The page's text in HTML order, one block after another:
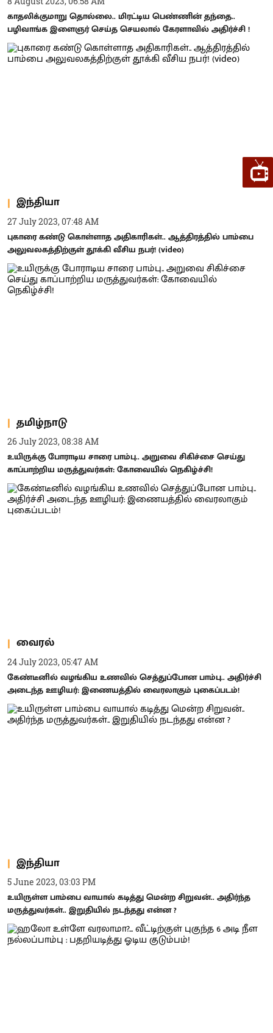
காதலிக்குமாறு தொல்லை.. மிரட்டிய பெண்ணின் தந்தை..
பழிவாங்க இளைஞர் செய்த செயலால் கேரளாவில் அதிர்ச்சி !
இந்தியா
27 July 2023, 07:48 AM
புகாரை கண்டு கொள்ளாத அதிகாரிகள்.. ஆத்திரத்தில் பாம்பை
அலுவலகத்திற்குள் தூக்கி வீசிய நபர்! (video)
தமிழ்நாடு
26 July 2023, 08:38 AM
உயிருக்கு போராடிய சாரை பாம்பு.. அறுவை சிகிச்சை செய்து
காப்பாற்றிய மருத்துவர்கள்: கோவையில் நெகிழ்ச்சி!
வைரல்
24 July 2023, 05:47 AM
கேண்டீனில் வழங்கிய உணவில் செத்துப்போன பாம்பு.. அதிர்ச்சி
அடைந்த ஊழியர்: இணையத்தில் வைரலாகும் புகைப்படம்!
இந்தியா
5 June 2023, 03:03 PM
உயிருள்ள பாம்பை வாயால் கடித்து மென்ற சிறுவன்.. அதிர்ந்த
மருத்துவர்கள்.. இறுதியில் நடந்தது என்ன ?